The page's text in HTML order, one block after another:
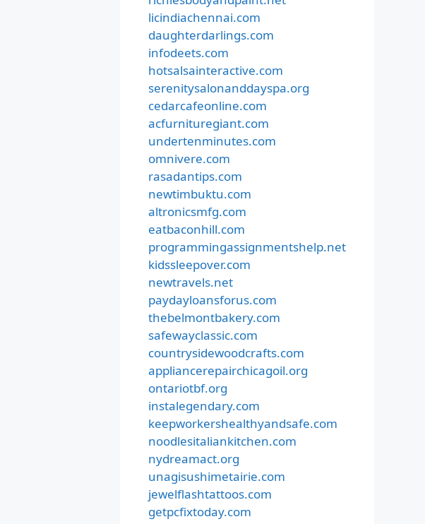
licindiachennai.com
daughterdarlings.com
infodeets.com
hotsalsainteractive.com
serenitysalonanddayspa.org
cedarcafeonline.com
acfurnituregiant.com
undertenminutes.com
omnivere.com
rasadantips.com
newtimbuktu.com
altronicsmfg.com
eatbaconhill.com
programmingassignmentshelp.net
kidssleepover.com
newtravels.net
paydayloansforus.com
thebelmontbakery.com
safewayclassic.com
countrysidewoodcrafts.com
appliancerepairchicagoil.org
ontariotbf.org
instalegendary.com
keepworkershealthyandsafe.com
noodlesitaliankitchen.com
nydreamact.org
unagisushimetairie.com
jewelflashtattoos.com
getpcfixtoday.com